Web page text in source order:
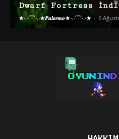
Dwarf Fortress
★·.·´¯`·.·★𝑷𝒂𝒍𝒆𝒓𝒎𝒐★·.·´¯`·.·★ - 6